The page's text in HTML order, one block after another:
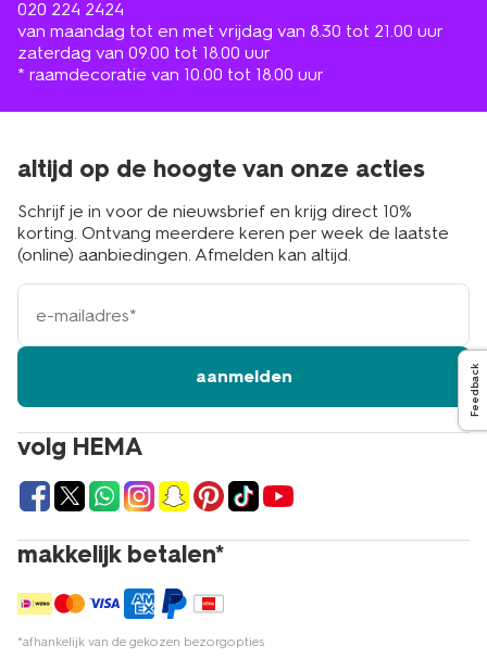
020 224 2424
van maandag tot en met vrijdag van 8.30 tot 21.00 uur
zaterdag van 09.00 tot 18.00 uur
* raamdecoratie van 10.00 tot 18.00 uur
volg HEMA
makkelijk betalen*
*afhankelijk van de gekozen bezorgopties
altijd op de hoogte van onze acties
Schrijf je in voor de nieuwsbrief en krijg direct 10%
korting. Ontvang meerdere keren per week de laatste
(online) aanbiedingen. Afmelden kan altijd.
e-
mailadres
aanmelden Feedback